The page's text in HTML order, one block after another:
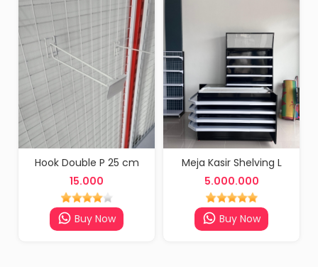
Hook Double P 25 cm
15.000
Buy Now
Meja Kasir Shelving L
5.000.000
Buy Now